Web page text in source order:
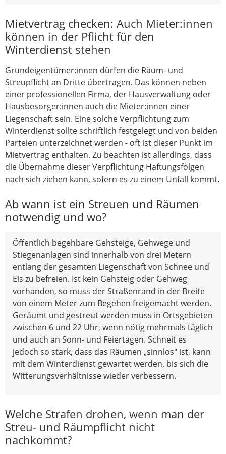
Mietvertrag checken: Auch Mieter:innen
können in der Pflicht für den
Winterdienst stehen
Grundeigentümer:innen dürfen die Räum- und
Streupflicht an Dritte übertragen. Das können neben
einer professionellen Firma, der Hausverwaltung oder
Hausbesorger:innen auch die Mieter:innen einer
Liegenschaft sein. Eine solche Verpflichtung zum
Winterdienst sollte schriftlich festgelegt und von beiden
Parteien unterzeichnet werden - oft ist dieser Punkt im
Mietvertrag enthalten. Zu beachten ist allerdings, dass
die Übernahme dieser Verpflichtung Haftungsfolgen
nach sich ziehen kann, sofern es zu einem Unfall kommt.
Ab wann ist ein Streuen und Räumen
notwendig und wo?
Öffentlich begehbare Gehsteige, Gehwege und
Stiegenanlagen sind innerhalb von drei Metern
entlang der gesamten Liegenschaft von Schnee und
Eis zu befreien. Ist kein Gehsteig oder Gehweg
vorhanden, so muss der Straßenrand in der Breite
von einem Meter zum Begehen freigemacht werden.
Geräumt und gestreut werden muss in Ortsgebieten
zwischen 6 und 22 Uhr, wenn nötig mehrmals täglich
und auch an Sonn- und Feiertagen. Schneit es
jedoch so stark, dass das Räumen „sinnlos" ist, kann
mit dem Winterdienst gewartet werden, bis sich die
Witterungsverhältnisse wieder verbessern.
Welche Strafen drohen, wenn man der
Streu- und Räumpflicht nicht
nachkommt?